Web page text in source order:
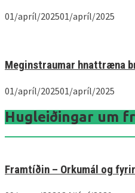
01/apríl/202501/apríl/2025
Meginstraumar hnattræna
01/apríl/202501/apríl/2025
Hugleiðingar um
Framtíðin – Orkumál og